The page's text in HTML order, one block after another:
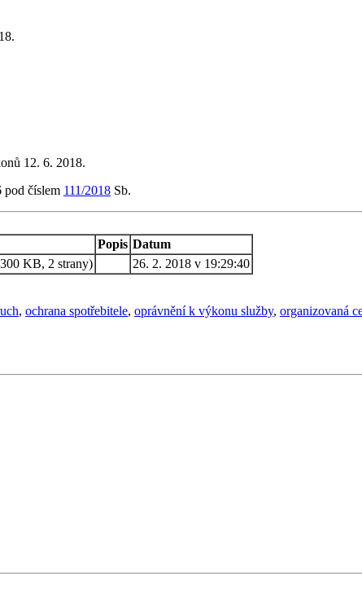
12. 6. 2018.
pod číslem 111/2018 Sb.
Popis Datum
KB, 2 strany) 26. 2. 2018 v 19:29:40
, ochrana spotřebitele, oprávnění k výkonu služby, organizovaná